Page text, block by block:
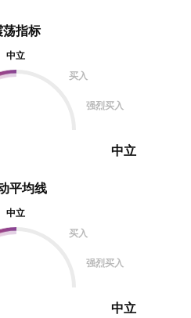
荡指标
中立
买入
强烈买入
中立
平均线
中立
买入
强烈买入
中立